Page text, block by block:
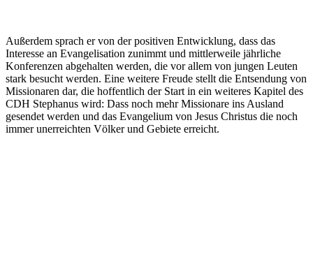
Außerdem sprach er von der positiven Entwicklung, dass das
Interesse an Evangelisation zunimmt und mittlerweile jährliche
Konferenzen abgehalten werden, die vor allem von jungen Leuten
stark besucht werden. Eine weitere Freude stellt die Entsendung von
Missionaren dar, die hoffentlich der Start in ein weiteres Kapitel des
CDH Stephanus wird: Dass noch mehr Missionare ins Ausland
gesendet werden und das Evangelium von Jesus Christus die noch
immer unerreichten Völker und Gebiete erreicht.